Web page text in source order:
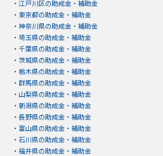
・ 江戸川区の助成金・補助金
・ 東京都の助成金・補助金
・ 神奈川県の助成金・補助金
・ 埼玉県の助成金・補助金
・ 千葉県の助成金・補助金
・ 茨城県の助成金・補助金
・ 栃木県の助成金・補助金
・ 群馬県の助成金・補助金
・ 山梨県の助成金・補助金
・ 新潟県の助成金・補助金
・ 長野県の助成金・補助金
・ 富山県の助成金・補助金
・ 石川県の助成金・補助金
・ 福井県の助成金・補助金